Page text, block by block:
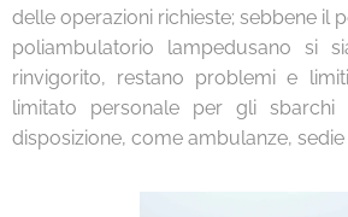
delle operazioni richieste; sebbene il
poliambulatorio lampedusano si
rinvigorito, restano problemi e
limitato personale per gli
disposizione, come ambulanze,